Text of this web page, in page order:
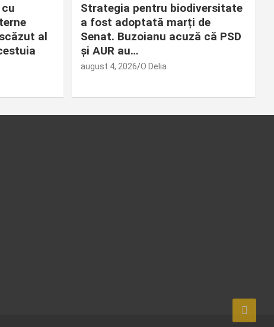
al
Strategia pentru biodiversitate
a fost adoptată marți de
Senat. Buzoianu acuză că PSD
și AUR au…
august 4, 2026 O Delia